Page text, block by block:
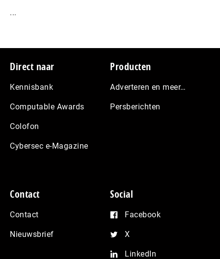
...
Footer
Direct naar
Kennisbank
Computable Awards
Colofon
Cybersec e-Magazine
Producten
Adverteren en meer…
Persberichten
Contact
Contact
Nieuwsbrief
Social
Facebook
X
LinkedIn